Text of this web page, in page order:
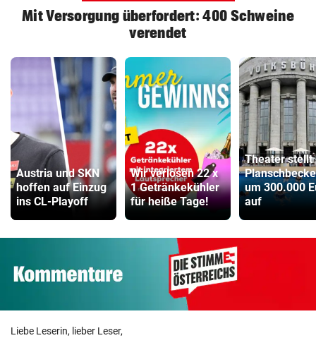
Mit Versorgung überfordert: 400 Schweine
verendet
Austria und SKN
hoffen auf Einzug
ins CL-Playoff
Wir verlosen 22 x
1 Getränkekühler
für heiße Tage!
Theater stellt
um 300.000
auf
Liebe Leserin, lieber Leser,